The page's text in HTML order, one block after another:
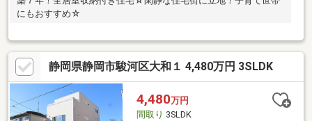
にもおすすめ☆
静岡県静岡市駿河区大和１ 4,480万円 3SLDK
4,480万円
間取り 3SLDK